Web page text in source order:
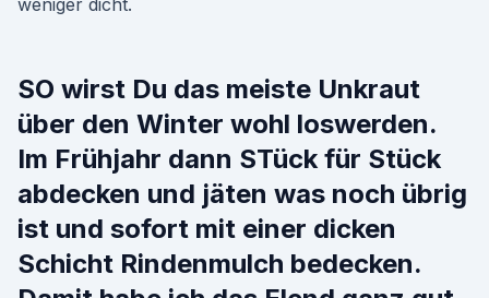
weniger dicht.
SO wirst Du das meiste Unkraut
über den Winter wohl loswerden.
Im Frühjahr dann STück für Stück
abdecken und jäten was noch übrig
ist und sofort mit einer dicken
Schicht Rindenmulch bedecken.